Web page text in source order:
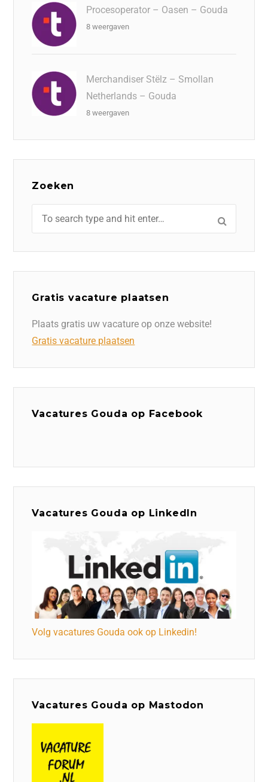
Procesoperator – Oasen – Gouda
8 weergaven
Merchandiser Stëlz – Smollan
Netherlands – Gouda
8 weergaven
Zoeken
Gratis vacature plaatsen
Plaats gratis uw vacature op onze website!
Gratis vacature plaatsen
Vacatures Gouda op Facebook
Vacatures Gouda op LinkedIn
Volg vacatures Gouda ook op Linkedin!
Vacatures Gouda op Mastodon